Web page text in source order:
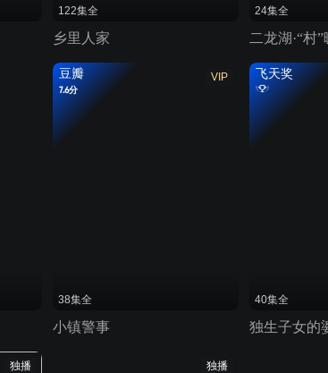
122集全
乡里人家
24集全
二龙湖·“村
VIP
豆瓣
7.6分
38集全
小镇警事
飞天奖
40集全
独生子女的
独播 独播